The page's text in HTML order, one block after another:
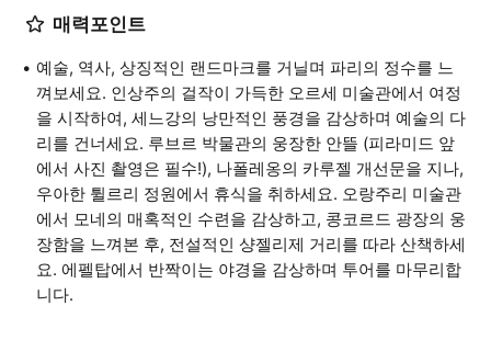
매력포인트
예술, 역사, 상징적인 랜드마크를 거닐며 파리의 정수를 느
껴보세요. 인상주의 걸작이 가득한 오르세 미술관에서 여정
을 시작하여, 세느강의 낭만적인 풍경을 감상하며 예술의 다
리를 건너세요. 루브르 박물관의 웅장한 안뜰 (피라미드 앞
에서 사진 촬영은 필수!), 나폴레옹의 카루젤 개선문을 지나,
우아한 튈르리 정원에서 휴식을 취하세요. 오랑주리 미술관
에서 모네의 매혹적인 수련을 감상하고, 콩코르드 광장의 웅
장함을 느껴본 후, 전설적인 샹젤리제 거리를 따라 산책하세
요. 에펠탑에서 반짝이는 야경을 감상하며 투어를 마무리합
니다.